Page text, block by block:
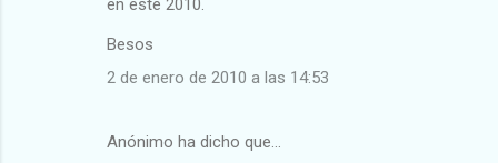
en este 2010.
Besos
2 de enero de 2010 a las 14:53
Anónimo ha dicho que…